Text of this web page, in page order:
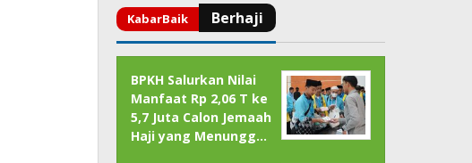
BPKH Salurkan Nilai
Manfaat Rp 2,06 T ke
5,7 Juta Calon Jemaah
Haji yang Menungg…